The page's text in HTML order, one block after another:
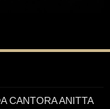
CANTORA ANITTA